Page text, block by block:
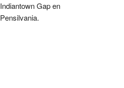
Indiantown Gap en
Pensilvania.